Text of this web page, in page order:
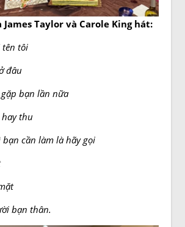
Taylor và Carole King hát:
tên tôi
đâu
gặp bạn lần nữa
thu
bạn cần làm là hãy gọi
bạn thân.